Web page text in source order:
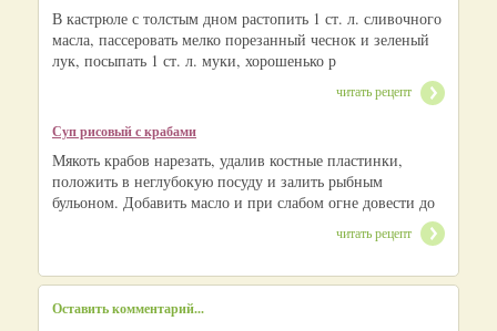
В кастрюле с толстым дном растопить 1 ст. л. сливочного
масла, пассеровать мелко порезанный чеснок и зеленый
лук, посыпать 1 ст. л. муки, хорошенько р
читать рецепт
Суп рисовый с крабами
Мякоть крабов нарезать, удалив костные пластинки,
положить в неглубокую посуду и залить рыбным
бульоном. Добавить масло и при слабом огне довести до
читать рецепт
Оставить комментарий...